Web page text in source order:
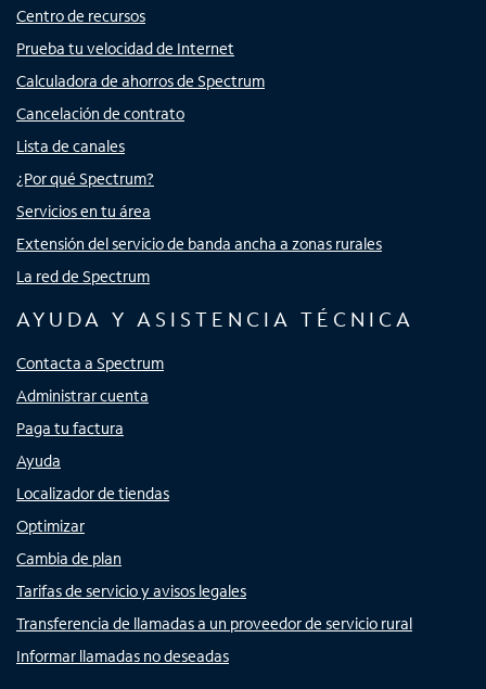
Centro de recursos
Prueba tu velocidad de Internet
Calculadora de ahorros de Spectrum
Cancelación de contrato
Lista de canales
¿Por qué Spectrum?
Servicios en tu área
Extensión del servicio de banda ancha a zonas rurales
La red de Spectrum
AYUDA Y ASISTENCIA TÉCNICA
Contacta a Spectrum
Administrar cuenta
Paga tu factura
Ayuda
Localizador de tiendas
Optimizar
Cambia de plan
Tarifas de servicio y avisos legales
Transferencia de llamadas a un proveedor de servicio rural
Informar llamadas no deseadas